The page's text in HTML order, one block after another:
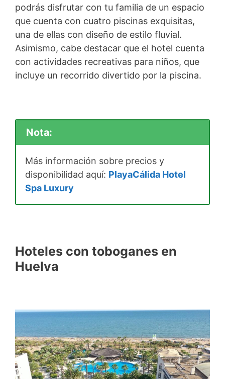
podrás disfrutar con tu familia de un espacio
que cuenta con cuatro piscinas exquisitas,
una de ellas con diseño de estilo fluvial.
Asimismo, cabe destacar que el hotel cuenta
con actividades recreativas para niños, que
incluye un recorrido divertido por la piscina.
Nota:
Más información sobre precios y
disponibilidad aquí: PlayaCálida Hotel
Spa Luxury
Hoteles con toboganes en
Huelva